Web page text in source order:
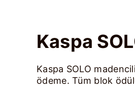
Kaspa
Kaspa SOLO
ödeme. Tüm blok